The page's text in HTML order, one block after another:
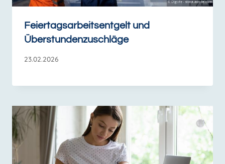
Feiertagsarbeitsentgelt und
Überstundenzuschläge
23.02.2026